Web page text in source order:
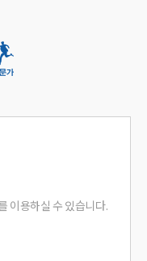
이용하실 수 있습니다.